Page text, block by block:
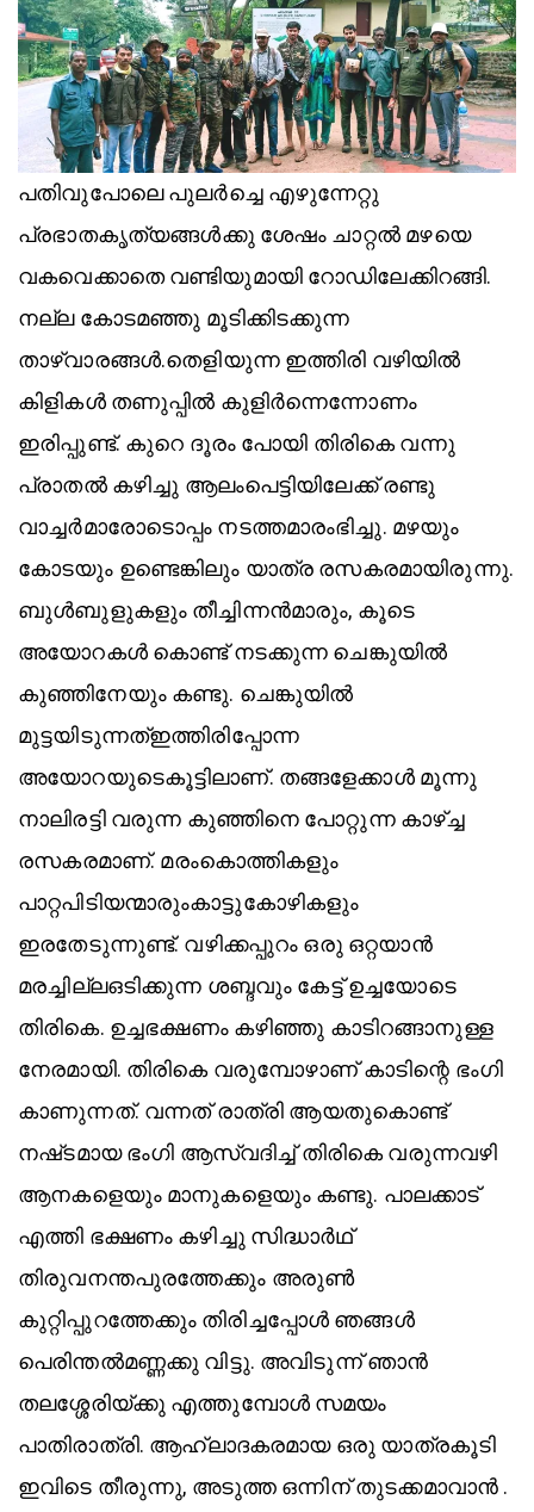
പതിവുപോലെ പുലർച്ചെ എഴുന്നേറ്റു
പ്രഭാതകൃത്യങ്ങൾക്കു ശേഷം ചാറ്റൽ മഴയെ
വകവെക്കാതെ വണ്ടിയുമായി റോഡിലേക്കിറങ്ങി.
നല്ല കോടമഞ്ഞു മൂടിക്കിടക്കുന്ന
താഴ്വാരങ്ങൾ.തെളിയുന്ന ഇത്തിരി വഴിയിൽ
കിളികൾ തണുപ്പിൽ കുളിർന്നെന്നോണം
ഇരിപ്പുണ്ട്. കുറെ ദൂരം പോയി തിരികെ വന്നു
പ്രാതൽ കഴിച്ചു ആലംപെട്ടിയിലേക്ക് രണ്ടു
വാച്ചർമാരോടൊപ്പം നടത്തമാരംഭിച്ചു. മഴയും
കോടയും ഉണ്ടെങ്കിലും യാത്ര രസകരമായിരുന്നു.
ബുൾബുളുകളും തീച്ചിന്നൻമാരും, കൂടെ
അയോറകൾ കൊണ്ട് നടക്കുന്ന ചെങ്കുയിൽ
കുഞ്ഞിനേയും കണ്ടു. ചെങ്കുയിൽ
മുട്ടയിടുന്നത്ഇത്തിരിപ്പോന്ന
അയോറയുടെകൂട്ടിലാണ്‌. തങ്ങളേക്കാൾ മൂന്നു
നാലിരട്ടി വരുന്ന കുഞ്ഞിനെ പോറ്റുന്ന കാഴ്ച്ച
രസകരമാണ്. മരംകൊത്തികളും
പാറ്റപിടിയന്മാരുംകാട്ടുകോഴികളും
ഇരതേടുന്നുണ്ട്. വഴിക്കപ്പുറം ഒരു ഒറ്റയാൻ
മരച്ചില്ലഒടിക്കുന്ന ശബ്ദവും കേട്ട് ഉച്ചയോടെ
തിരികെ. ഉച്ചഭക്ഷണം കഴിഞ്ഞു കാടിറങ്ങാനുള്ള
നേരമായി. തിരികെ വരുമ്പോഴാണ് കാടിന്റെ ഭംഗി
കാണുന്നത്. വന്നത് രാത്രി ആയതുകൊണ്ട്
നഷ്‌ടമായ ഭംഗി ആസ്വദിച്ച് തിരികെ വരുന്നവഴി
ആനകളെയും മാനുകളെയും കണ്ടു. പാലക്കാട്‌
എത്തി ഭക്ഷണം കഴിച്ചു സിദ്ധാർഥ്
തിരുവനന്തപുരത്തേക്കും അരുൺ
കുറ്റിപ്പുറത്തേക്കും തിരിച്ചപ്പോൾ ഞങ്ങൾ
പെരിന്തൽമണ്ണക്കു വിട്ടു. അവിടുന്ന് ഞാൻ
തലശ്ശേരിയ്ക്കു എത്തുമ്പോൾ സമയം
പാതിരാത്രി. ആഹ്ലാദകരമായ ഒരു യാത്രകൂടി
ഇവിടെ തീരുന്നു, അടുത്ത ഒന്നിന് തുടക്കമാവാൻ .